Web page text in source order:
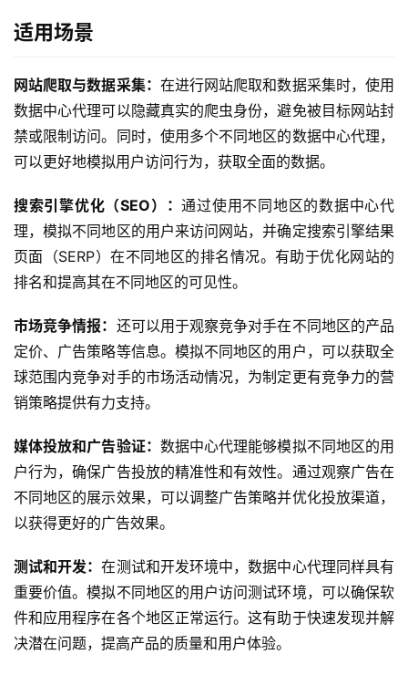
适用场景
数据中心代理可以隐藏真实的爬虫身份，避免被目标网站封
禁或限制访问。同时，使用多个不同地区的数据中心代理，
可以更好地模拟用户访问行为，获取全面的数据。
理，模拟不同地区的用户来访问网站，并确定搜索引擎结果
页面（SERP）在不同地区的排名情况。有助于优化网站的
排名和提高其在不同地区的可见性。
定价、广告策略等信息。模拟不同地区的用户，可以获取全
球范围内竞争对手的市场活动情况，为制定更有竞争力的营
销策略提供有力支持。
户行为，确保广告投放的精准性和有效性。通过观察广告在
不同地区的展示效果，可以调整广告策略并优化投放渠道，
以获得更好的广告效果。
重要价值。模拟不同地区的用户访问测试环境，可以确保软
件和应用程序在各个地区正常运行。这有助于快速发现并解
决潜在问题，提高产品的质量和用户体验。